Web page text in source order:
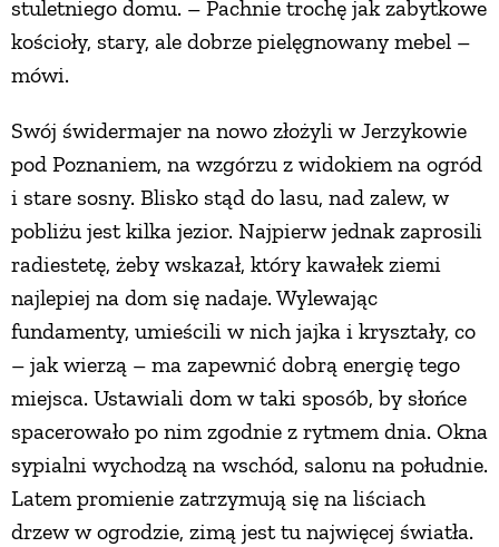
stuletniego domu. – Pachnie trochę jak zabytkowe
kościoły, stary, ale dobrze pielęgnowany mebel –
mówi.
Swój świdermajer na nowo złożyli w Jerzykowie
pod Poznaniem, na wzgórzu z widokiem na ogród
i stare sosny. Blisko stąd do lasu, nad zalew, w
pobliżu jest kilka jezior. Najpierw jednak zaprosili
radiestetę, żeby wskazał, który kawałek ziemi
najlepiej na dom się nadaje. Wylewając
fundamenty, umieścili w nich jajka i kryształy, co
– jak wierzą – ma zapewnić dobrą energię tego
miejsca. Ustawiali dom w taki sposób, by słońce
spacerowało po nim zgodnie z rytmem dnia. Okna
sypialni wychodzą na wschód, salonu na południe.
Latem promienie zatrzymują się na liściach
drzew w ogrodzie, zimą jest tu najwięcej światła.